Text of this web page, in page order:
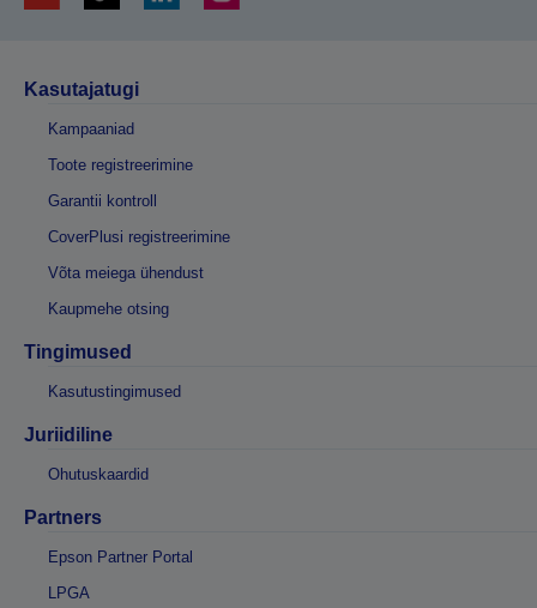
Kasutajatugi
Kampaaniad
Toote registreerimine
Garantii kontroll
CoverPlusi registreerimine
Võta meiega ühendust
Kaupmehe otsing
Tingimused
Kasutustingimused
Juriidiline
Ohutuskaardid
Partners
Epson Partner Portal
LPGA